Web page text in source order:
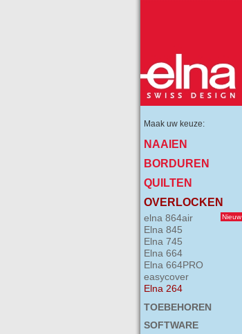
Maak uw keuze:
NAAIEN
BORDUREN
QUILTEN
OVERLOCKEN
Nieuw
elna 864air
Elna 845
Elna 745
Elna 664
Elna 664PRO
easycover
Elna 264
TOEBEHOREN
SOFTWARE